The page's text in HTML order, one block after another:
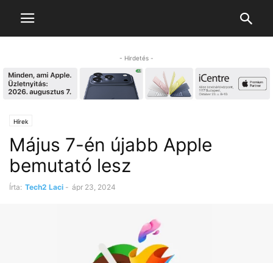
- Hirdetés -
Hírek
Május 7-én újabb Apple
bemutató lesz
Írta: Tech2 Laci - ápr 23, 2024